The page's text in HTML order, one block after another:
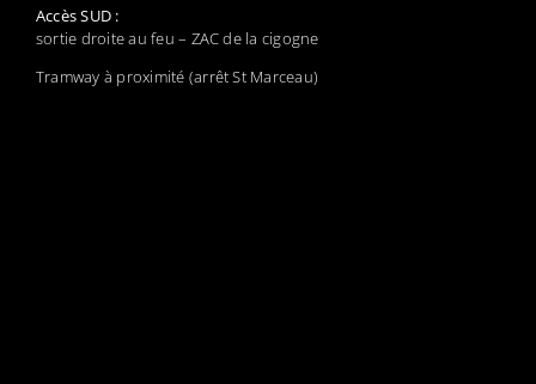
Accès SUD :
sortie droite au feu – ZAC de la cigogne
Tramway à proximité (arrêt St Marceau)